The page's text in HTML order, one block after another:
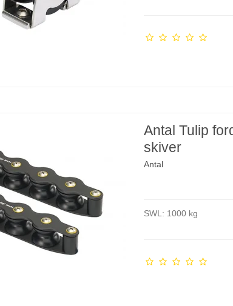
Antal Tulip
skiver
Antal
SWL: 1000 kg